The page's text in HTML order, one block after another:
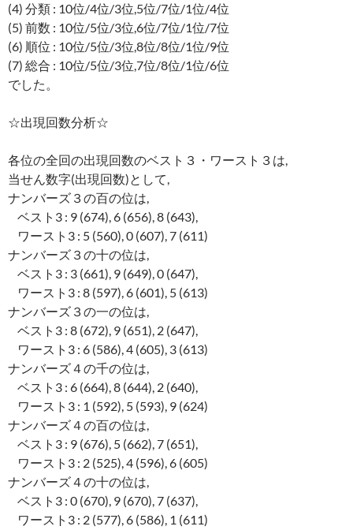
(4) 分類 : 10位/4位/3位,5位/7位/1位/4位
(5) 前数 : 10位/5位/3位,6位/7位/1位/7位
(6) 順位 : 10位/5位/3位,8位/8位/1位/9位
(7) 総合 : 10位/5位/3位,7位/8位/1位/6位
でした。
☆出現回数分析☆
各位の全回の出現回数のベスト３・ワースト３は,
当せん数字(出現回数)として,
ナンバーズ３の百の位は,
ベスト3 : 9 (674), 6 (656), 8 (643),
ワースト3 : 5 (560), 0 (607), 7 (611)
ナンバーズ３の十の位は,
ベスト3 : 3 (661), 9 (649), 0 (647),
ワースト3 : 8 (597), 6 (601), 5 (613)
ナンバーズ３の一の位は,
ベスト3 : 8 (672), 9 (651), 2 (647),
ワースト3 : 6 (586), 4 (605), 3 (613)
ナンバーズ４の千の位は,
ベスト3 : 6 (664), 8 (644), 2 (640),
ワースト3 : 1 (592), 5 (593), 9 (624)
ナンバーズ４の百の位は,
ベスト3 : 9 (676), 5 (662), 7 (651),
ワースト3 : 2 (525), 4 (596), 6 (605)
ナンバーズ４の十の位は,
ベスト3 : 0 (670), 9 (670), 7 (637),
ワースト3 : 2 (577), 6 (586), 1 (611)